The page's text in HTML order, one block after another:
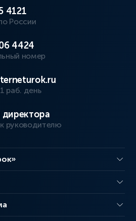
4121
России
4424
номер
раб. день
руководителю